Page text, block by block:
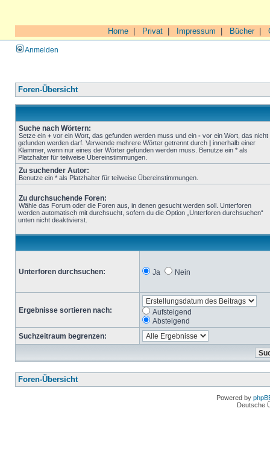
Home Privat Impressum Bücher|
Anmelden
Foren-Übersicht
Suche nach Wörtern:
Setze ein + vor ein Wort, das gefunden werden muss und ein - vor ein Wort, das nicht
gefunden werden darf. Verwende mehrere Wörter getrennt durch | innerhalb einer
Klammer, wenn nur eines der Wörter gefunden werden muss. Benutze ein * als
Platzhalter für teilweise Übereinstimmungen.
Zu suchender Autor:
Benutze ein * als Platzhalter für teilweise Übereinstimmungen.
Zu durchsuchende Foren:
Wähle das Forum oder die Foren aus, in denen gesucht werden soll. Unterforen
werden automatisch mit durchsucht, sofern du die Option „Unterforen durchsuchen“
unten nicht deaktivierst.
Unterforen durchsuchen: Ja Nein
Ergebnisse sortieren nach:
Aufsteigend
Absteigend
Suchzeitraum begrenzen:
Foren-Übersicht
Powered by
Deutsche